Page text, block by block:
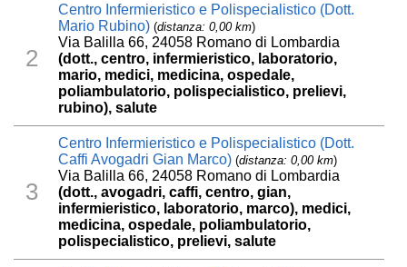
2
Centro Infermieristico e Polispecialistico (Dott.
Mario Rubino) (distanza: 0,00 km)
Via Balilla 66, 24058 Romano di Lombardia
(dott., centro, infermieristico, laboratorio,
mario, medici, medicina, ospedale,
poliambulatorio, polispecialistico, prelievi,
rubino), salute
3
Centro Infermieristico e Polispecialistico (Dott.
Caffi Avogadri Gian Marco) (distanza: 0,00 km)
Via Balilla 66, 24058 Romano di Lombardia
(dott., avogadri, caffi, centro, gian,
infermieristico, laboratorio, marco), medici,
medicina, ospedale, poliambulatorio,
polispecialistico, prelievi, salute